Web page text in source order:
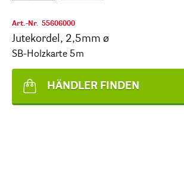
Art.-Nr. 55606000
Jutekordel, 2,5mm ø
SB-Holzkarte 5m
HÄNDLER FINDEN